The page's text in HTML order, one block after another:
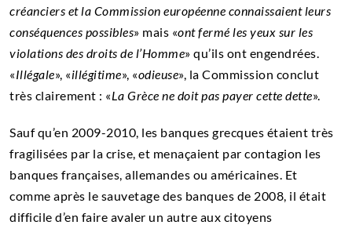
créanciers et la Commission européenne connaissaient leurs
conséquences possibles» mais «ont fermé les yeux sur les
violations des droits de l’Homme» qu’ils ont engendrées.
«Illégale», «illégitime», «odieuse», la Commission conclut
très clairement : «La Grèce ne doit pas payer cette dette».
Sauf qu’en 2009-2010, les banques grecques étaient très
fragilisées par la crise, et menaçaient par contagion les
banques françaises, allemandes ou américaines. Et
comme après le sauvetage des banques de 2008, il était
difficile d’en faire avaler un autre aux citoyens